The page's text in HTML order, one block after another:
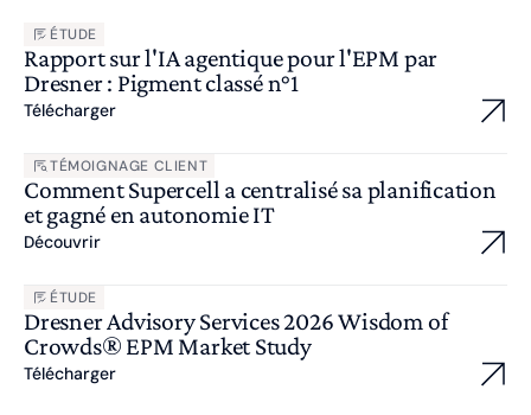
ÉTUDE
Rapport sur l'IA agentique pour l'EPM par
Dresner : Pigment classé n°1
Télécharger
TÉMOIGNAGE CLIENT
Comment Supercell a centralisé sa planification
et gagné en autonomie IT
Découvrir
ÉTUDE
Dresner Advisory Services 2026 Wisdom of
Crowds® EPM Market Study
Télécharger